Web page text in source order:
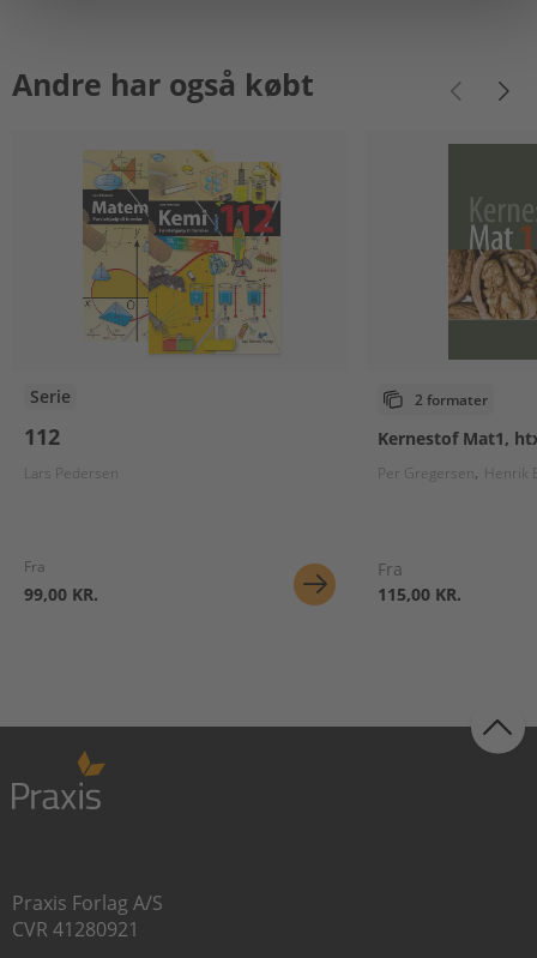
Andre har også købt
Serie
112
Lars Pedersen
Fra
99,00 KR.
2 formater
Kernestof Mat1,
Per Gregersen Henrik
Fra
115,00 KR.
Praxis Forlag A/S
CVR 41280921